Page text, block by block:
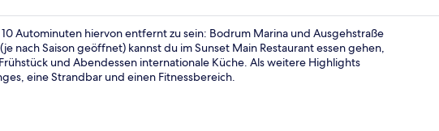
Autominuten hiervon entfernt zu sein: Bodrum Marina und Ausgehstraße
nach Saison geöffnet) kannst du im Sunset Main Restaurant essen gehen,
und Abendessen internationale Küche. Als weitere Highlights
eine Strandbar und einen Fitnessbereich.